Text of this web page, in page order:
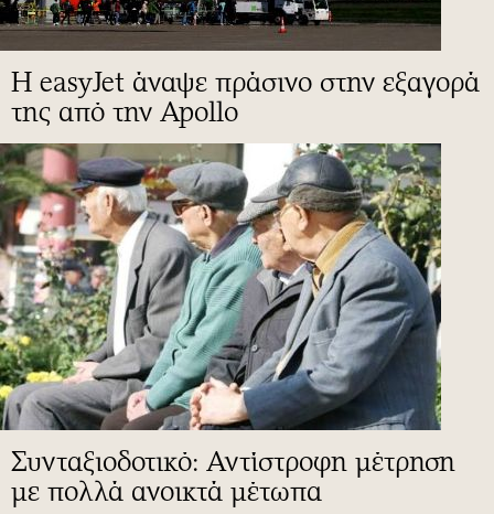
Η easyJet άναψε πράσινο στην εξαγορά
της από την Apollo
Συνταξιοδοτικό: Αντίστροφη μέτρηση
με πολλά ανοικτά μέτωπα